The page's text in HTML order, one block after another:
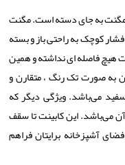
مگنت به جای دسته است. مگنت
کوچک به راحتی باز و بسته
فاصله ای نداشته و همین
صورت تک رنگ ، متقارن و
می‌باشد. ویژگی دیگر که
می‌باشد. این کابینت تا سقف
آشپزخانه برایتان فراهم